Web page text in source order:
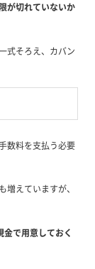
が切れていないか
式そろえ、カバン
数料を支払う必要
えていますが、
で用意しておく